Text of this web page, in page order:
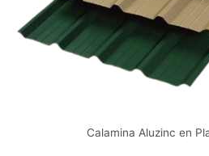
Calamina Aluzinc en